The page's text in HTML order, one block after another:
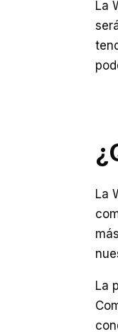
La
La
La